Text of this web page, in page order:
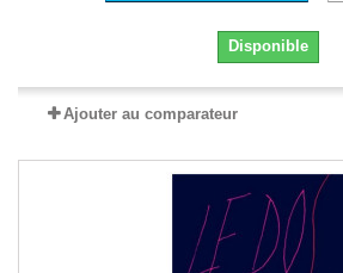
Disponible
Ajouter au comparateur